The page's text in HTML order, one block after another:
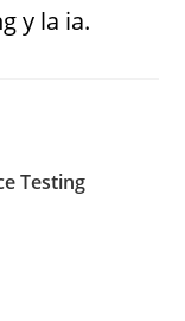
y la ia.
Testing